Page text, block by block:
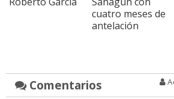
cuatro meses de
antelación
Comentarios